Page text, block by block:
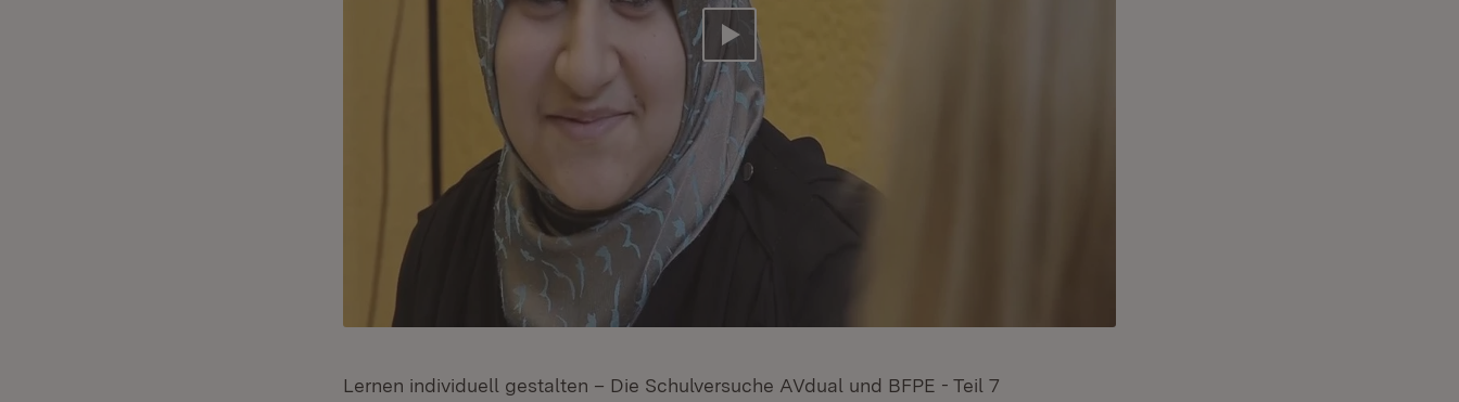
Video abspielen
Lernen individuell gestalten – Die Schulversuche AVdual und BFPE - Teil 7